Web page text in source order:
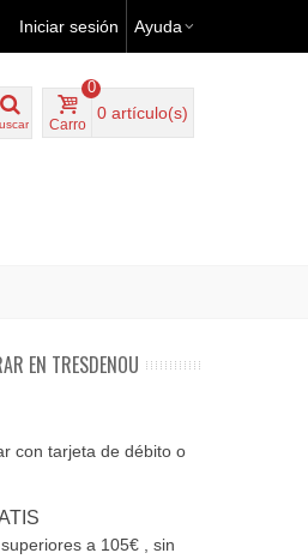
Iniciar sesión Ayuda
Carro
0
0 artículo(s)
EN TRESDENOU
con tarjeta de débito o
a 105€ , sin